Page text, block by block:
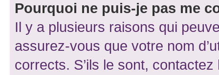
Pourquoi ne puis-je pas me
Il y a plusieurs raisons qui
assurez-vous que votre nom
corrects. S’ils le sont,